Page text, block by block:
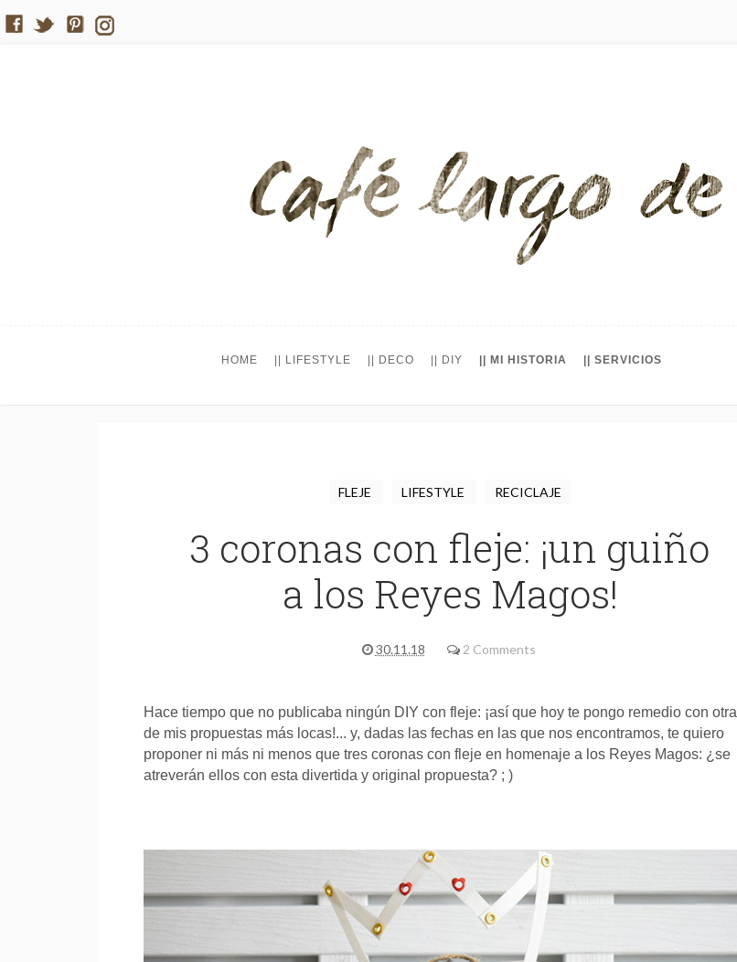
HOME || LIFESTYLE || DECO || DIY || MI HISTORIA || SERVICIOS
FLEJE LIFESTYLE RECICLAJE
3 coronas con fleje: ¡un guiño
a los Reyes Magos!
30.11.18 2 Comments
Hace tiempo que no publicaba ningún DIY con fleje: ¡así que hoy te pongo remedio con otra
de mis propuestas más locas!... y, dadas las fechas en las que nos encontramos, te quiero
proponer ni más ni menos que tres coronas con fleje en homenaje a los Reyes Magos: ¿se
atreverán ellos con esta divertida y original propuesta? ; )